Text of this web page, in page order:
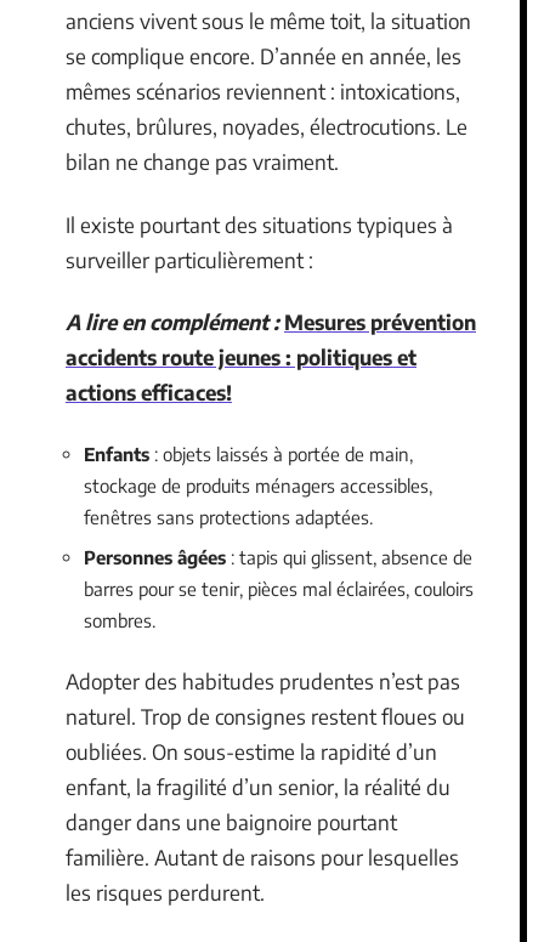
anciens vivent sous le même toit, la situation
se complique encore. D’année en année, les
mêmes scénarios reviennent : intoxications,
chutes, brûlures, noyades, électrocutions. Le
bilan ne change pas vraiment.
Il existe pourtant des situations typiques à
surveiller particulièrement :
A lire en complément : Mesures prévention
accidents route jeunes : politiques et
actions efficaces!
Enfants : objets laissés à portée de main,
stockage de produits ménagers accessibles,
fenêtres sans protections adaptées.
Personnes âgées : tapis qui glissent, absence de
barres pour se tenir, pièces mal éclairées, couloirs
sombres.
Adopter des habitudes prudentes n’est pas
naturel. Trop de consignes restent floues ou
oubliées. On sous-estime la rapidité d’un
enfant, la fragilité d’un senior, la réalité du
danger dans une baignoire pourtant
familière. Autant de raisons pour lesquelles
les risques perdurent.